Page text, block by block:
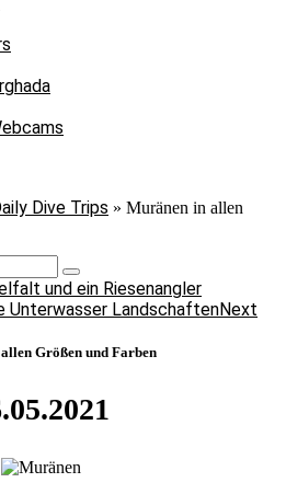
Dive Trips » Muränen in allen
und ein Riesenangler
Unterwasser LandschaftenNext
Größen und Farben